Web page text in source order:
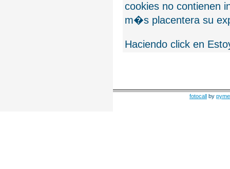
cookies no contienen
m�s placentera su
Haciendo click en
fotocall by